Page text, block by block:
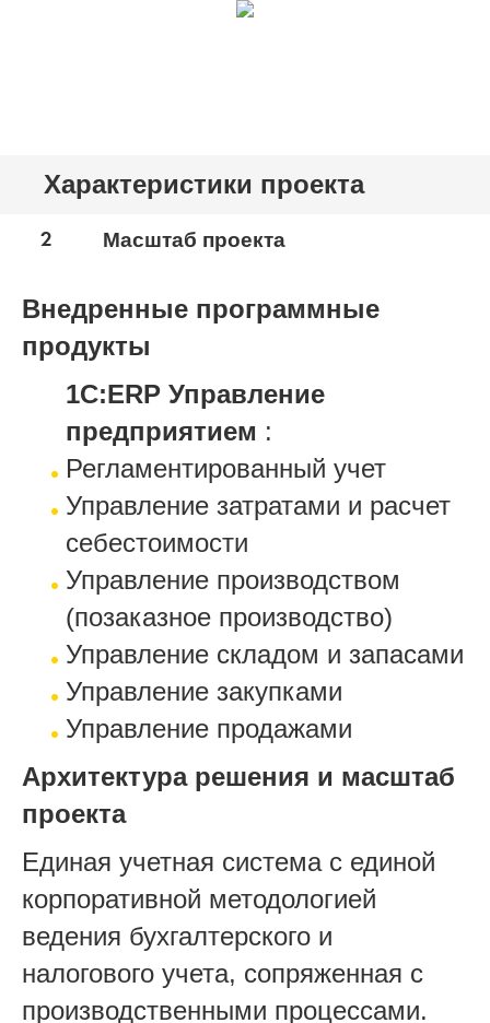
Характеристики проекта
2 Масштаб проекта
Внедренные программные
продукты
1С:ERP Управление
предприятием :
Регламентированный учет
Управление затратами и расчет
себестоимости
Управление производством
(позаказное производство)
Управление складом и запасами
Управление закупками
Управление продажами
Архитектура решения и масштаб
проекта
Единая учетная система с единой
корпоративной методологией
ведения бухгалтерского и
налогового учета, сопряженная с
производственными процессами.